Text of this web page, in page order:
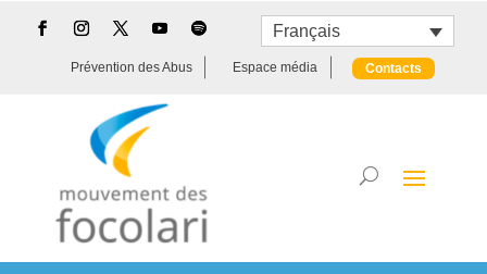
Français
Prévention des Abus Espace média Contacts